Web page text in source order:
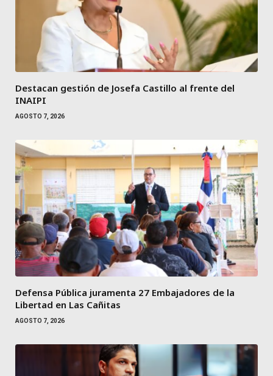
Destacan gestión de Josefa Castillo al frente del
INAIPI
AGOSTO 7, 2026
Defensa Pública juramenta 27 Embajadores de la
Libertad en Las Cañitas
AGOSTO 7, 2026